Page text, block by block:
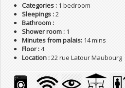
Categories : 1 bedroom
Sleepings :2
Bathroom :
Shower room : 1
Minutes from palais: 14 mins
Floor :4
Location :22 rue Latour Maubourg